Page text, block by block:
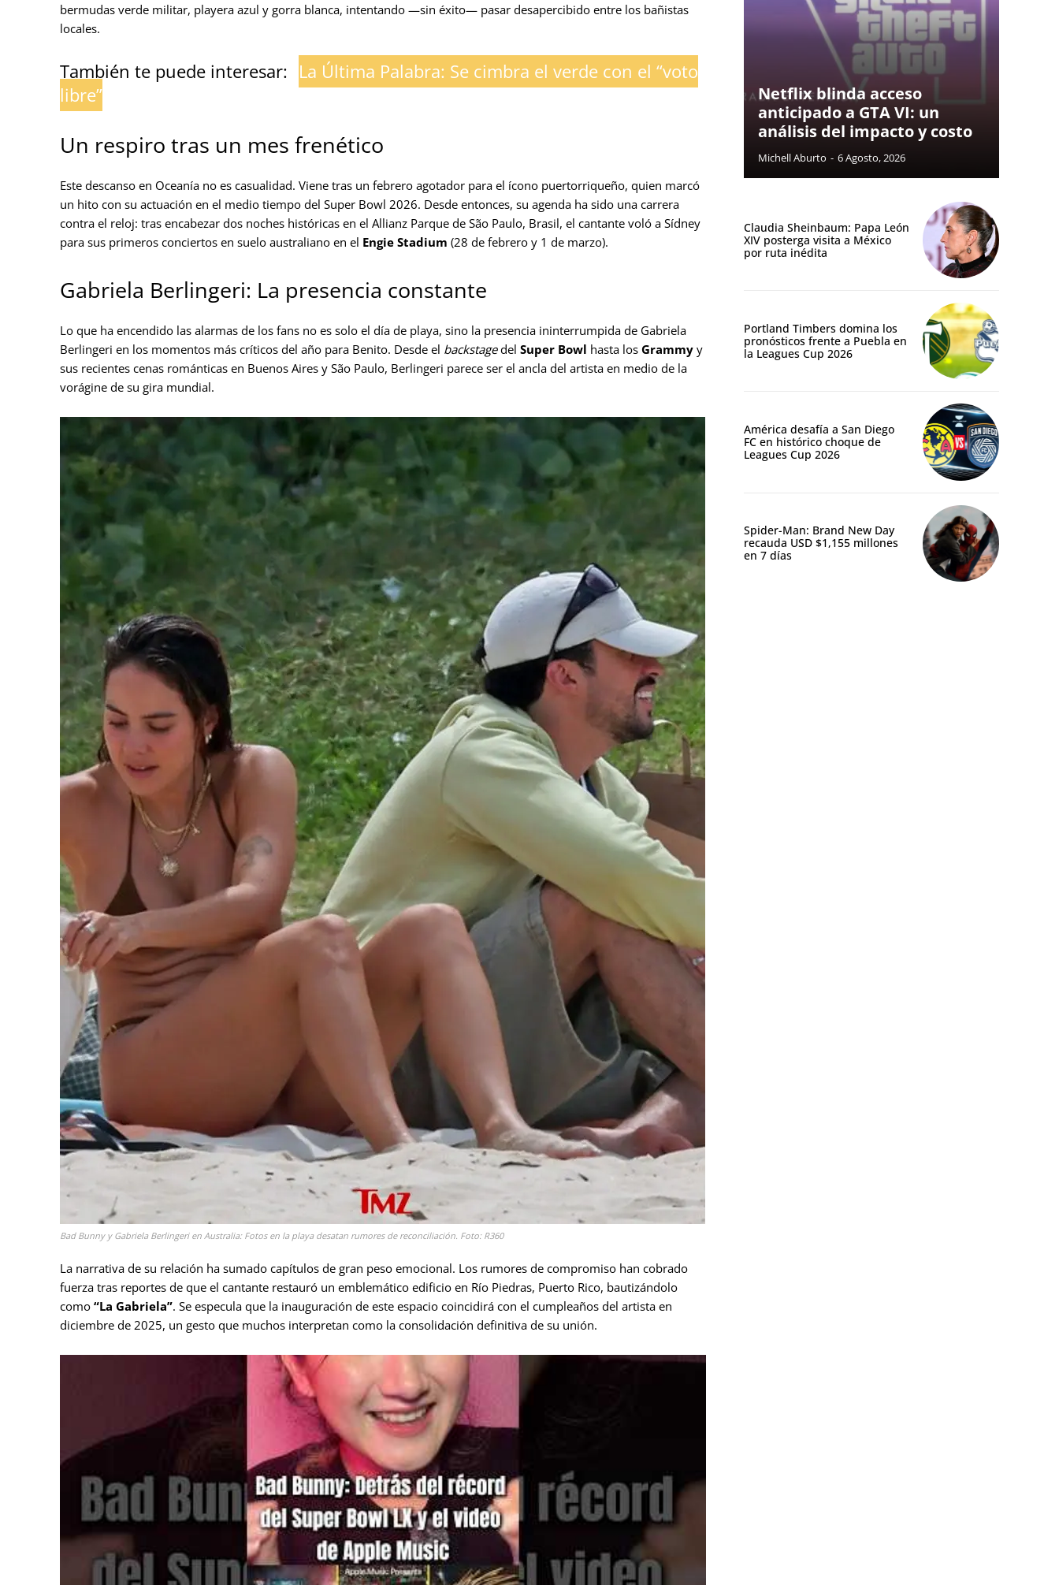
bermudas verde militar, playera azul y gorra blanca, intentando —sin éxito— pasar desapercibido entre los bañistas
locales.
También te puede interesar: La Última Palabra: Se cimbra el verde con el “voto
libre”
Un respiro tras un mes frenético
Este descanso en Oceanía no es casualidad. Viene tras un febrero agotador para el ícono puertorriqueño, quien marcó
un hito con su actuación en el medio tiempo del Super Bowl 2026. Desde entonces, su agenda ha sido una carrera
contra el reloj: tras encabezar dos noches históricas en el Allianz Parque de São Paulo, Brasil, el cantante voló a Sídney
para sus primeros conciertos en suelo australiano en el Engie Stadium (28 de febrero y 1 de marzo).
Gabriela Berlingeri: La presencia constante
Lo que ha encendido las alarmas de los fans no es solo el día de playa, sino la presencia ininterrumpida de Gabriela
Berlingeri en los momentos más críticos del año para Benito. Desde el backstagedel Super Bowl hasta los Grammy y
sus recientes cenas románticas en Buenos Aires y São Paulo, Berlingeri parece ser el ancla del artista en medio de la
vorágine de su gira mundial.
Bad Bunny y Gabriela Berlingeri en Australia: Fotos en la playa desatan rumores de reconciliación. Foto: R360
La narrativa de su relación ha sumado capítulos de gran peso emocional. Los rumores de compromiso han cobrado
fuerza tras reportes de que el cantante restauró un emblemático edificio en Río Piedras, Puerto Rico, bautizándolo
como “La Gabriela”. Se especula que la inauguración de este espacio coincidirá con el cumpleaños del artista en
diciembre de 2025, un gesto que muchos interpretan como la consolidación definitiva de su unión.
Netflix blinda acceso
anticipado a GTA VI: un
análisis del impacto y costo
Michell Aburto - 6 Agosto, 2026
Claudia Sheinbaum: Papa León
XIV posterga visita a México
por ruta inédita
Portland Timbers domina los
pronósticos frente a Puebla en
la Leagues Cup 2026
América desafía a San Diego
FC en histórico choque de
Leagues Cup 2026
Spider-Man: Brand New Day
recauda USD $1,155 millones
en 7 días